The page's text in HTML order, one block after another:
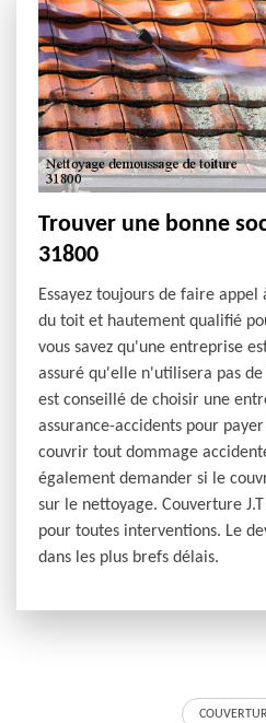
Trouver une bonne
31800
Essayez toujours de faire
du toit et hautement qualifié
vous savez qu'une entreprise
assuré qu'elle n'utilisera pas de
est conseillé de choisir une
assurance-accidents pour
couvrir tout dommage
également demander si le
sur le nettoyage. Couverture
pour toutes interventions. Le
dans les plus brefs délais.